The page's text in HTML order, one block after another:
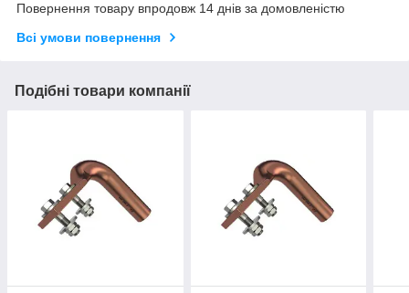
Повернення товару впродовж 14 днів за домовленістю
Всі умови повернення
Подібні товари компанії